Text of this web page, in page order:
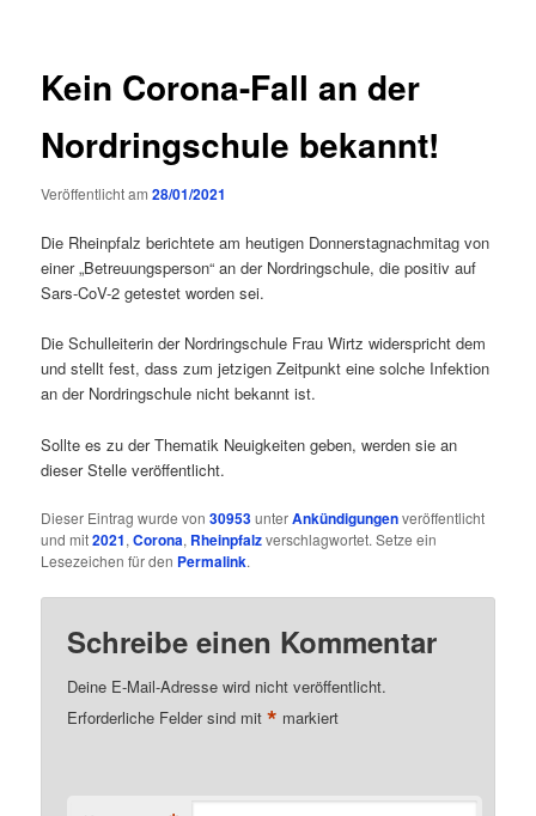
Kein Corona-Fall an der
Nordringschule bekannt!
Veröffentlicht am28/01/2021
Die Rheinpfalz berichtete am heutigen Donnerstagnachmitag von
einer „Betreuungsperson“ an der Nordringschule, die positiv auf
Sars-CoV-2 getestet worden sei.
Die Schulleiterin der Nordringschule Frau Wirtz widerspricht dem
und stellt fest, dass zum jetzigen Zeitpunkt eine solche Infektion
an der Nordringschule nicht bekannt ist.
Sollte es zu der Thematik Neuigkeiten geben, werden sie an
dieser Stelle veröffentlicht.
Dieser Eintrag wurde von30953unterAnkündigungenveröffentlicht
und mit2021,Corona, Rheinpfalzverschlagwortet. Setze ein
Lesezeichen für den Permalink.
Schreibe einen Kommentar
Deine E-Mail-Adresse wird nicht veröffentlicht.
Erforderliche Felder sind mit* markiert